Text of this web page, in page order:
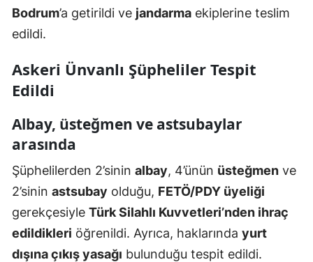
Bodrum’a getirildi ve jandarma ekiplerine teslim
edildi.
Askeri Ünvanlı Şüpheliler Tespit
Edildi
Albay, üsteğmen ve astsubaylar
arasında
Şüphelilerden 2’sinin albay, 4’ünün üsteğmen ve
2’sinin astsubay olduğu, FETÖ/PDY üyeliği
gerekçesiyle Türk Silahlı Kuvvetleri’nden ihraç
edildikleri öğrenildi. Ayrıca, haklarında yurt
dışına çıkış yasağı bulunduğu tespit edildi.